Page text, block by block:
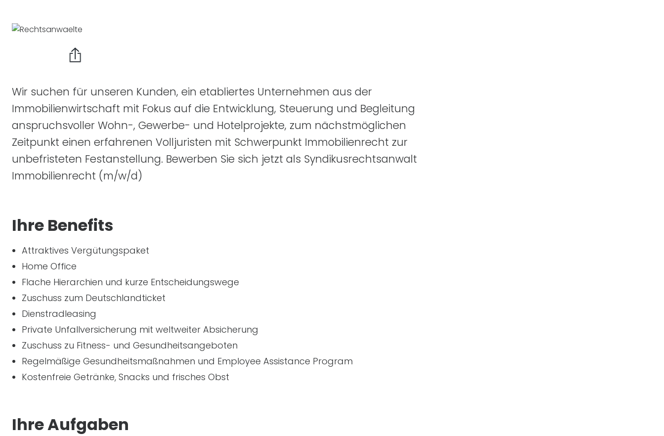
Wir suchen für unseren Kunden, ein etabliertes Unternehmen aus der
Immobilienwirtschaft mit Fokus auf die Entwicklung, Steuerung und Begleitung
anspruchsvoller Wohn-, Gewerbe- und Hotelprojekte, zum nächstmöglichen
Zeitpunkt einen erfahrenen Volljuristen mit Schwerpunkt Immobilienrecht zur
unbefristeten Festanstellung. Bewerben Sie sich jetzt als Syndikusrechtsanwalt
Immobilienrecht (m/w/d)
Ihre Benefits
Attraktives Vergütungspaket
Home Office
Flache Hierarchien und kurze Entscheidungswege
Zuschuss zum Deutschlandticket
Dienstradleasing
Private Unfallversicherung mit weltweiter Absicherung
Zuschuss zu Fitness- und Gesundheitsangeboten
Regelmäßige Gesundheitsmaßnahmen und Employee Assistance Program
Kostenfreie Getränke, Snacks und frisches Obst
Ihre Aufgaben